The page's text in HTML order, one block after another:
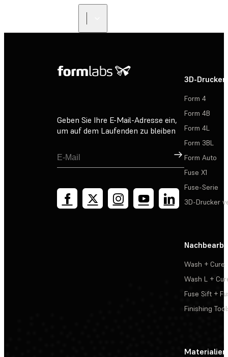
Geben Sie Ihre E-Mail-Adresse ein,
um auf dem Laufenden zu bleiben
Registrieren
3D-Drucker
Form 4
Form 4B
Form 4L
Form 3BL
Form Auto
Fuse X1
Fuse-Serie
3D-Drucker
Wash + Cure
Wash L +
Fuse Sift +
Finishing
Materialien